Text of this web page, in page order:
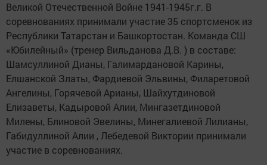
Великой Отечественной Войне 1941-1945г.г. В
соревнованиях принимали участие 35 спортсменок из
Республики Татарстан и Башкортостан. Команда СШ
«Юбилейный» (тренер Вильданова Д.В. ) в составе:
Шамсуллиной Дианы, Галимардановой Карины,
Елшанской Златы, Фардиевой Эльвины, Филаретовой
Ангелины, Горячевой Арианы, Шайхутдиновой
Елизаветы, Кадыровой Алии, Мингазетдиновой
Милены, Блиновой Эвелины, Минегалиевой Лилианы,
Габидуллиной Алии , Лебедевой Виктории принимали
участие в соревнованиях.